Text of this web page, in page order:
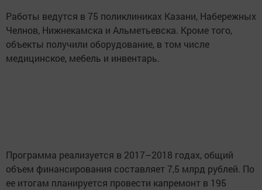
Работы ведутся в 75 поликлиниках Казани, Набережных
Челнов, Нижнекамска и Альметьевска. Кроме того,
объекты получили оборудование, в том числе
медицинское, мебель и инвентарь.
Программа реализуется в 2017–2018 годах, общий
объем финансирования составляет 7,5 млрд рублей. По
ее итогам планируется провести капремонт в 195